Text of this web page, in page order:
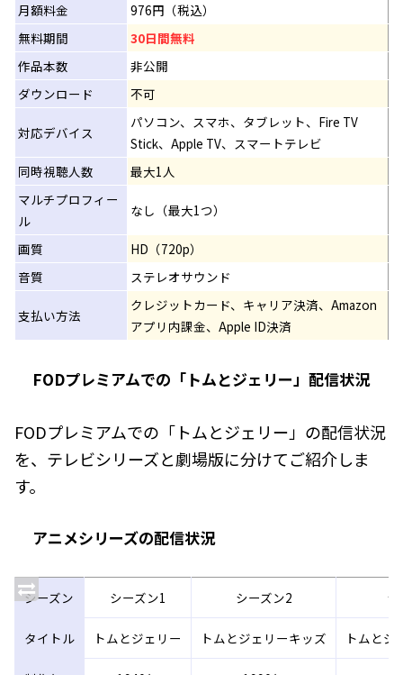
月額料金
976円（税込）
無料期間
30日間無料
作品本数
非公開
ダウンロード
不可
対応デバイス
パソコン、スマホ、タブレット、Fire TV
Stick、Apple TV、スマートテレビ
同時視聴人数
最大1人
マルチプロフィー
ル
なし（最大1つ）
画質
HD（720p）
音質
ステレオサウンド
支払い方法
クレジットカード、キャリア決済、Amazon
アプリ内課金、Apple ID決済
FODプレミアムでの「トムとジェリー」配信状況
FODプレミアムでの「トムとジェリー」の配信状況
を、テレビシリーズと劇場版に分けてご紹介しま
す。
アニメシリーズの配信状況
シーズン シーズン1 シーズン2 シ
タイトル トムとジェリー トムとジェリーキッズ トムとジ